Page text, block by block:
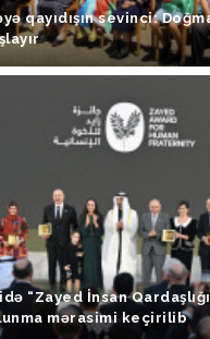
qayıdışın sevinci:
“Zayed İnsan
mərasimi keçirilib